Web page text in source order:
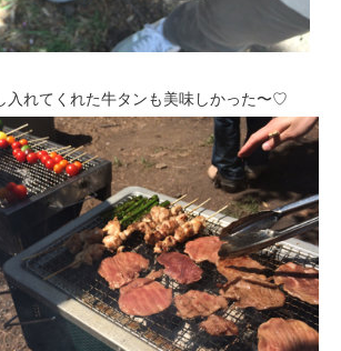
入れてくれた牛タンも美味しかった〜♡